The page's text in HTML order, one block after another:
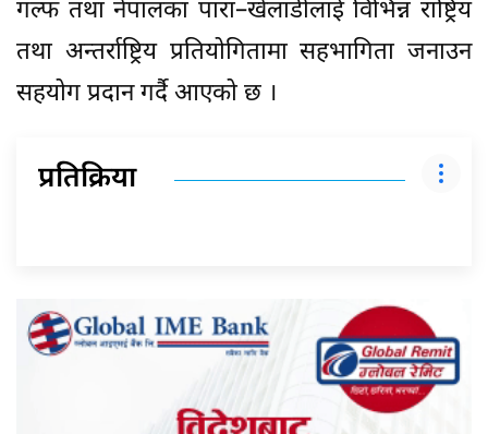
गल्फ तथा नेपालका पारा–खेलाडीलाई विभिन्न राष्ट्रिय
तथा अन्तर्राष्ट्रिय प्रतियोगितामा सहभागिता जनाउन
सहयोग प्रदान गर्दै आएको छ ।
प्रतिक्रिया